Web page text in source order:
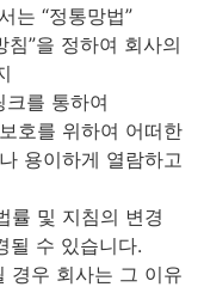
는 “정통망법”
”을 정하여 회사의
를 통하여
호를 위하여 어떠한
용이하게 열람하고
률 및 지침의 변경
될 수 있습니다.
경우 회사는 그 이유